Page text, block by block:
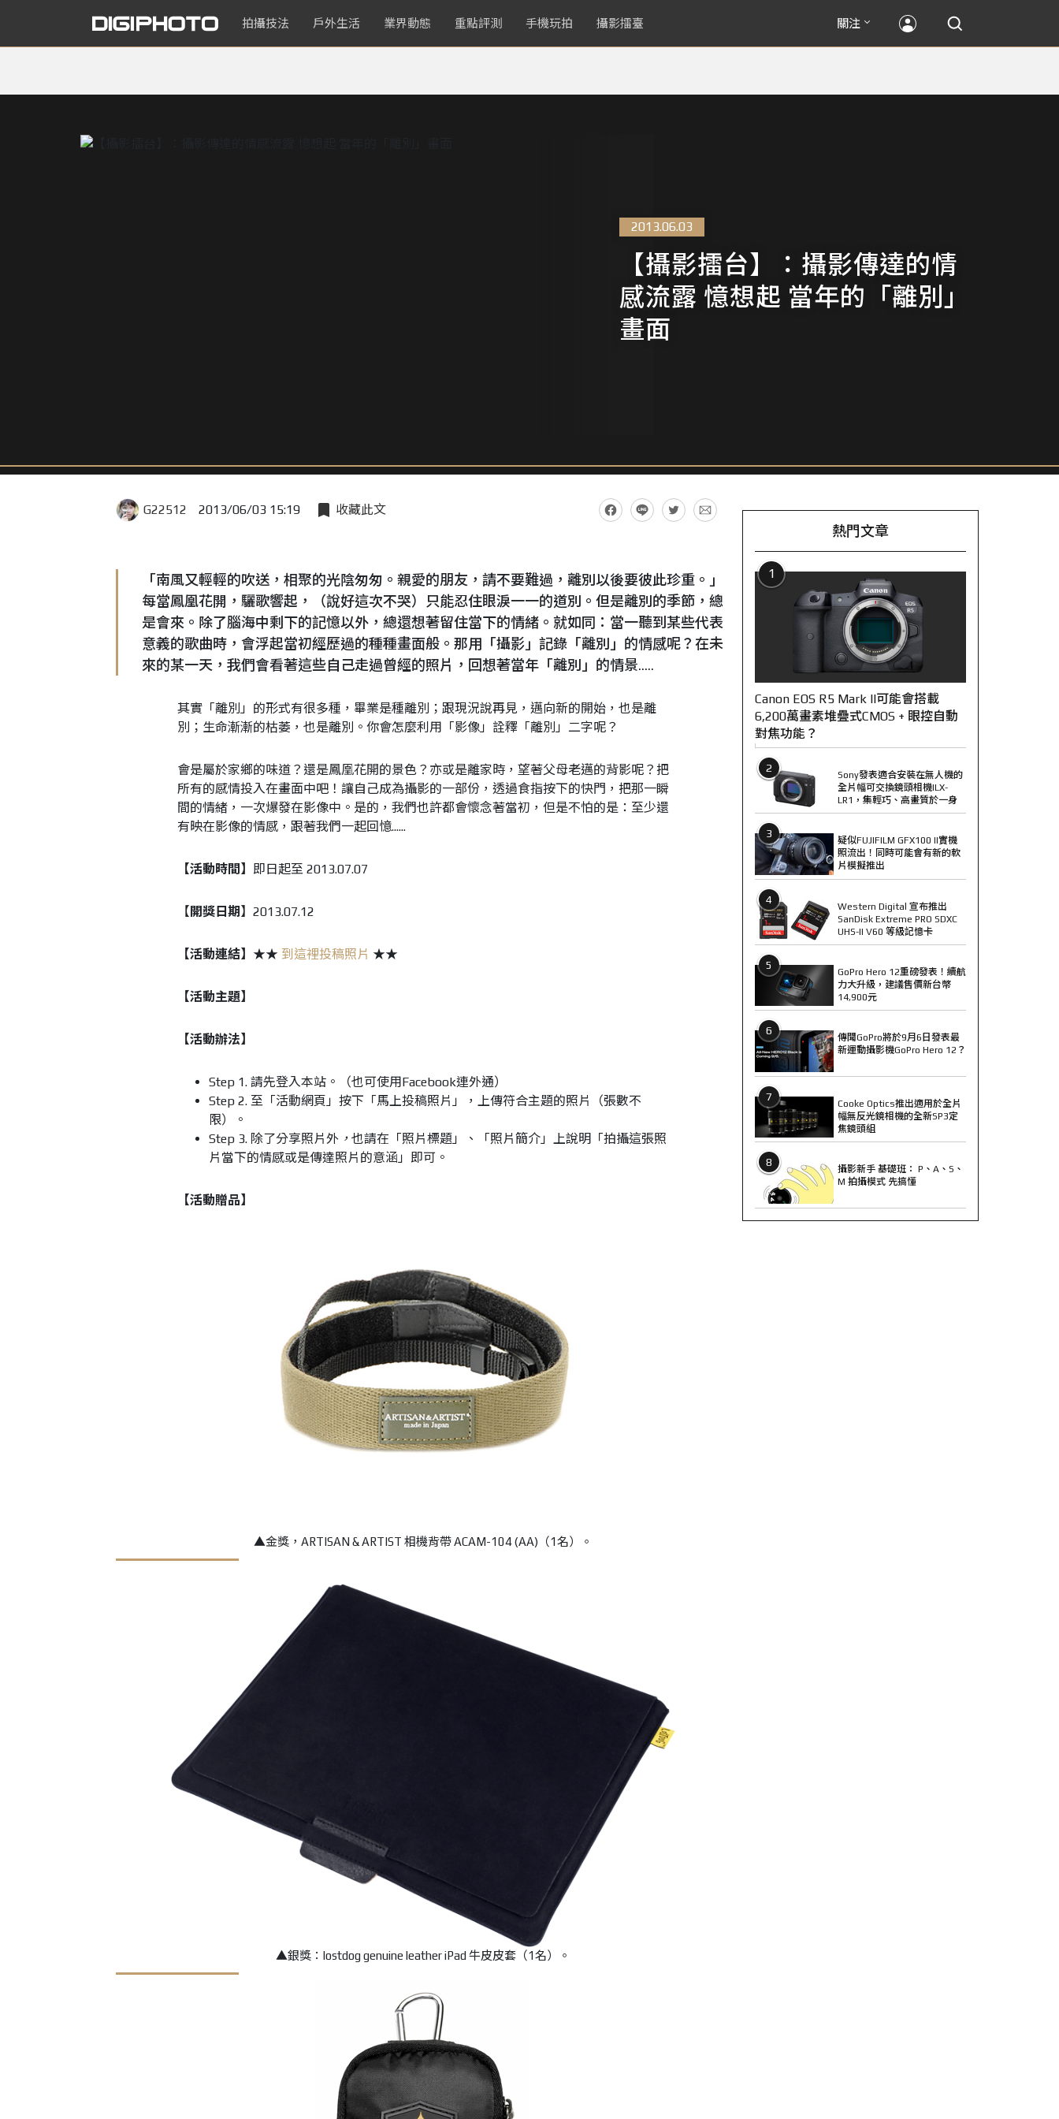
拍攝技法 戶外生活 業界動態 重點評測 手機玩拍 攝影擂臺 關注
2013.06.03
【攝影擂台】：攝影傳達的情
感流露 憶想起 當年的「離別」
畫面
G22512 2013/06/03 15:19 收藏此文
「南風又輕輕的吹送，相聚的光陰匆匆。親愛的朋友，請不要難過，離別以後要彼此珍重。」
每當鳳凰花開，驪歌響起，（說好這次不哭）只能忍住眼淚一一的道別。但是離別的季節，總
是會來。除了腦海中剩下的記憶以外，總還想著留住當下的情緒。就如同：當一聽到某些代表
意義的歌曲時，會浮起當初經歷過的種種畫面般。那用「攝影」記錄「離別」的情感呢？在未
來的某一天，我們會看著這些自己走過曾經的照片，回想著當年「離別」的情景.....
其實「離別」的形式有很多種，畢業是種離別；跟現況說再見，邁向新的開始，也是離
別；生命漸漸的枯萎，也是離別。你會怎麼利用「影像」詮釋「離別」二字呢？
會是屬於家鄉的味道？還是鳳凰花開的景色？亦或是離家時，望著父母老邁的背影呢？把
所有的感情投入在畫面中吧！讓自己成為攝影的一部份，透過食指按下的快門，把那一瞬
間的情緒，一次爆發在影像中。是的，我們也許都會懷念著當初，但是不怕的是：至少還
有映在影像的情感，跟著我們一起回憶......
【活動時間】 即日起至 2013.07.07
【 開獎日期 】2013.07.12
【活動連結】 ★★ 到這裡投稿照片 ★★
【活動主題】
【活動辦法】
Step 1. 請先登入本站。（也可使用Facebook連外通）
Step 2. 至「活動網頁」按下「馬上投稿照片」，上傳符合主題的照片（張數不
限）。
Step 3. 除了分享照片外， 也請在「照片標題」、「照片簡介」上說明「拍攝這張照
片當下的情感或是傳達照片的意涵」即可。
【活動贈品】
▲金獎， ARTISAN & ARTIST 相機背帶ACAM-104 (AA) （1名）。
▲銀獎：lostdog genuine leather iPad 牛皮皮套（1名）。
熱門文章
1
Canon EOS R5 Mark II可能會搭載
6,200萬畫素堆疊式CMOS + 眼控自動
對焦功能？
2
Sony發表適合安裝在無人機的
全片幅可交換鏡頭相機ILX-
LR1，集輕巧、高畫質於一身
3
疑似FUJIFILM GFX100 II實機
照流出！同時可能會有新的軟
片模擬推出
4
Western Digital 宣布推出
SanDisk Extreme PRO SDXC
UHS-II V60 等級記憶卡
5
GoPro Hero 12重磅發表！續航
力大升級，建議售價新台幣
14,900元
6
傳聞GoPro將於9月6日發表最
新運動攝影機GoPro Hero 12？
7
Cooke Optics推出適用於全片
幅無反光鏡相機的全新SP3定
焦鏡頭組
8
攝影新手 基礎班： P、A、S、
M 拍攝模式 先搞懂